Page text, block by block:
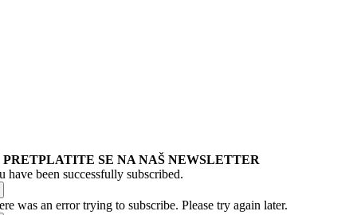
PRETPLATITE SE NA NAŠ NEWSLETTER
have been successfully subscribed.
was an error trying to subscribe. Please try again later.